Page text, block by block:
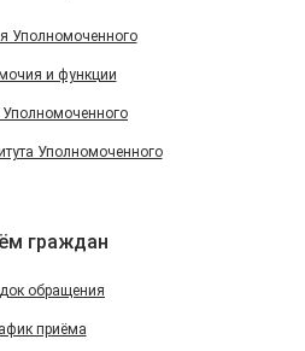
Уполномоченного
и функции
Уполномоченного
Уполномоченного
граждан
обращения
приёма